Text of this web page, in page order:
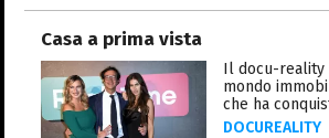
Casa a prima vista
Il docu-reality
mondo
che ha
DOCUREALITY